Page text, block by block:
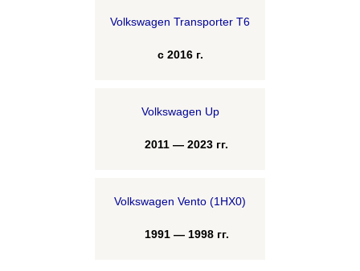
Volkswagen Transporter T6
с 2016 г.
Volkswagen Up
2011 — 2023 гг.
Volkswagen Vento (1HX0)
1991 — 1998 гг.